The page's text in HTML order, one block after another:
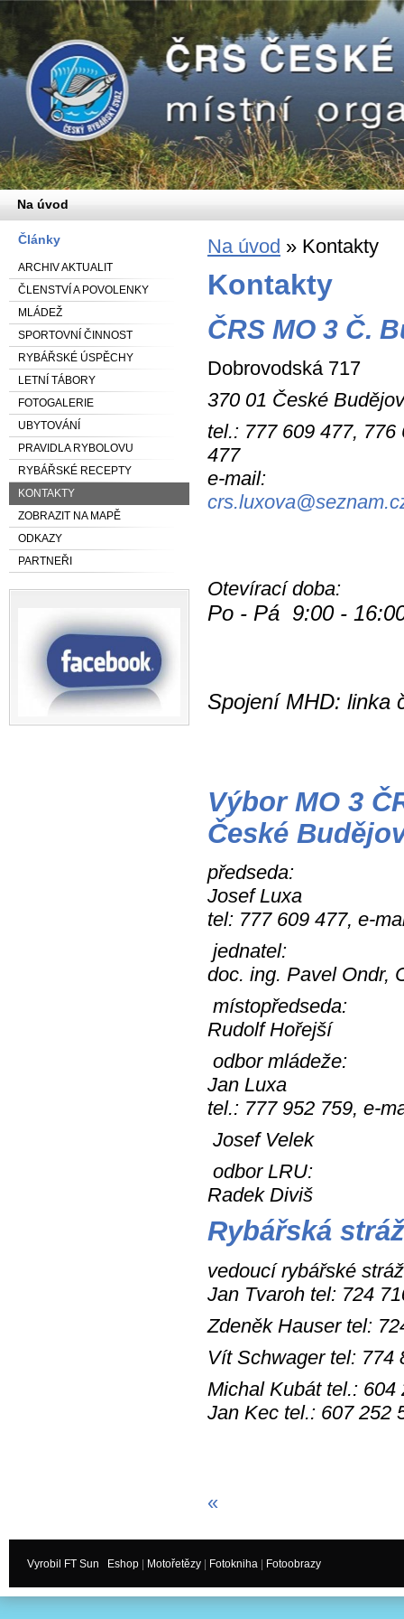
Články
ARCHIV AKTUALIT
ČLENSTVÍ A POVOLENKY
MLÁDEŽ
SPORTOVNÍ ČINNOST
RYBÁŘSKÉ ÚSPĚCHY
LETNÍ TÁBORY
FOTOGALERIE
UBYTOVÁNÍ
PRAVIDLA RYBOLOVU
RYBÁŘSKÉ RECEPTY
KONTAKTY
ZOBRAZIT NA MAPĚ
ODKAZY
PARTNEŘI
Na úvod » Kontakty
Kontakty
ČRS MO 3 Č.
Dobrovodská 717
370 01 České
tel.: 777 609 477, 776
477
e-mail:
Otevírací doba:
Po - Pá 9:00 -
Spojení MHD: linka
Výbor MO 3
České
předseda:
Josef Luxa
tel: 777 609 477, e-
jednatel:
doc. ing. Pavel Ondr,
místopředseda:
Rudolf Hořejší
odbor mládeže:
Jan Luxa
tel.: 777 952 759, e-
Josef Velek
odbor LRU:
Radek Diviš
Rybářská
vedoucí rybářské
Jan Tvaroh tel: 724
Zdeněk Hauser tel:
Vít Schwager tel: 774
Michal Kubát tel.: 604
Jan Kec tel.: 607 252
«
Vyrobil FT Sun Eshop | Motořetězy | Fotokniha | Fotoobrazy
Na úvod